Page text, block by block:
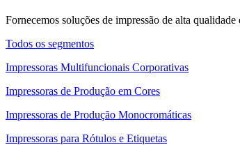
Fornecemos soluções de impressão de alta
Todos os segmentos
Impressoras Multifuncionais Corporativas
Impressoras de Produção em Cores
Impressoras de Produção Monocromáticas
Impressoras para Rótulos e Etiquetas